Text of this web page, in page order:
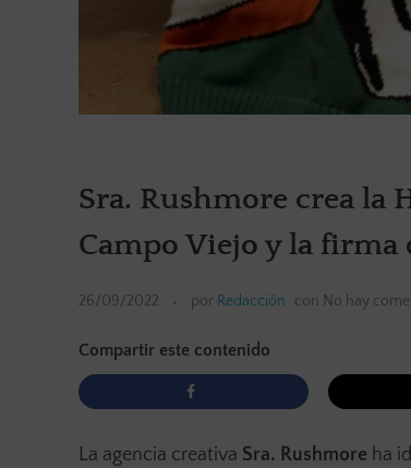
Sra. Rushmore crea la
Campo Viejo y la firma
26/09/2022 por Redacción con No hay
Compartir este contenido
La agencia creativa Sra. Rushmore ha